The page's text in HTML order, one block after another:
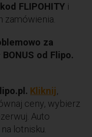
kod FLIPOHITY i
zamówienia.
za
od Flipo.
Kliknij,
ceny, wybierz
Auto
lotnisku.